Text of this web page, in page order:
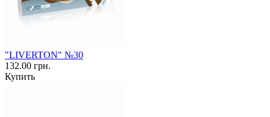
"LIVERTON" №30
132.00 грн.
Купить